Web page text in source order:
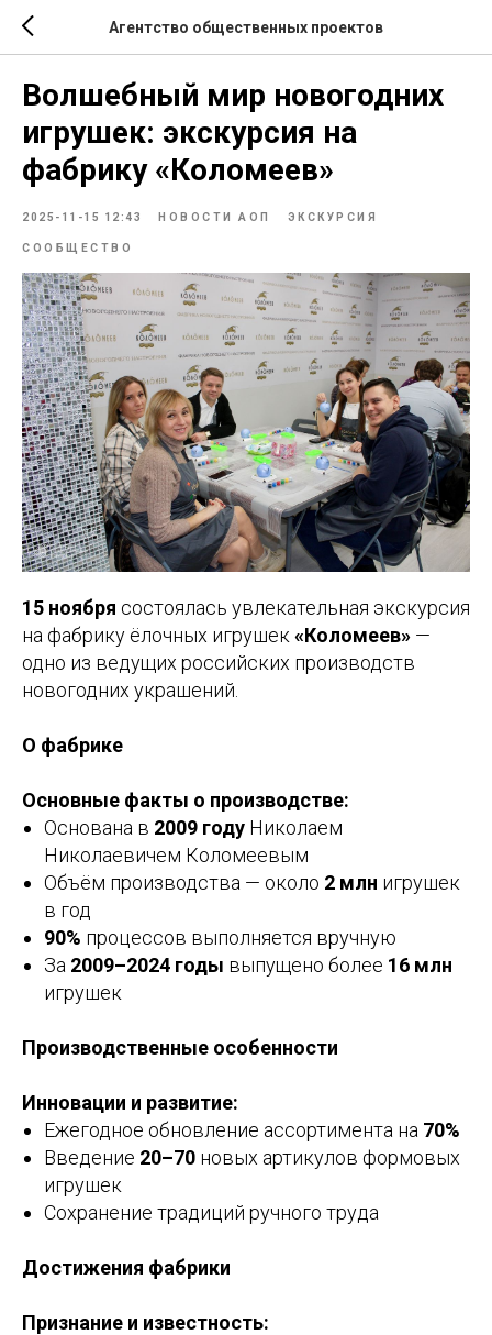
Агентство общественных проектов
Волшебный мир новогодних
игрушек: экскурсия на
фабрику «Коломеев»
2025-11-15 12:43 НОВОСТИ АОП ЭКСКУРСИЯ
СООБЩЕСТВО
15 ноября состоялась увлекательная экскурсия
на фабрику ёлочных игрушек «Коломеев» —
одно из ведущих российских производств
новогодних украшений.
О фабрике
Основные факты о производстве:
Основана в 2009 году Николаем
Николаевичем Коломеевым
Объём производства — около 2 млн игрушек
в год
90% процессов выполняется вручную
За 2009–2024 годы выпущено более 16 млн
игрушек
Производственные особенности
Инновации и развитие:
Ежегодное обновление ассортимента на 70%
Введение 20–70 новых артикулов формовых
игрушек
Сохранение традиций ручного труда
Достижения фабрики
Признание и известность: